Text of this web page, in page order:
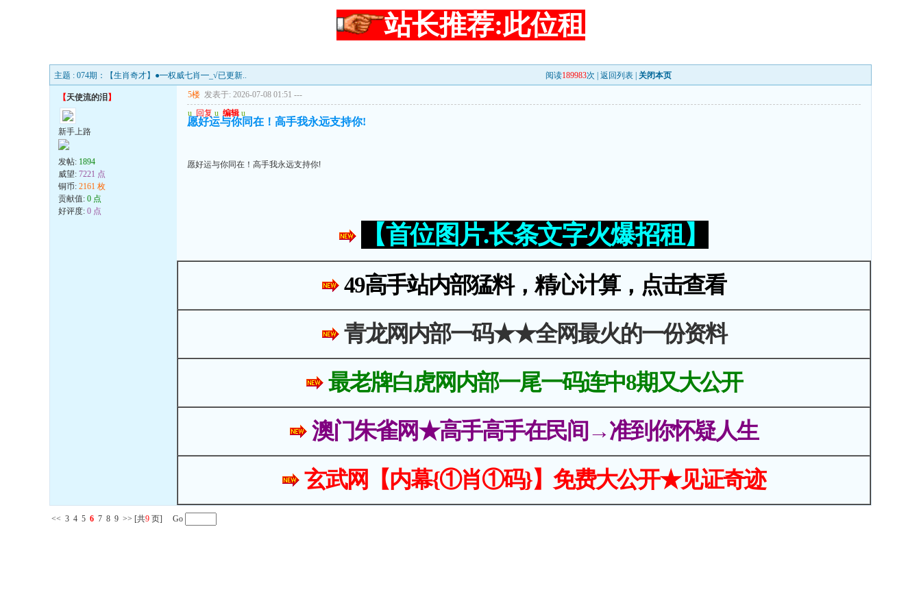
站长推荐:此位租
主题 : 074期：【生肖奇才】●━权威七肖━_√已更新.. 阅读189983次 | 返回列表 关闭本页
【天使流的泪 】
新手上路
发帖: 1894
威望: 7221 点
铜币: 2161 枚
贡献值: 0 点
好评度: 0 点
5楼 发表于: 2026-07-08 01:51 ---
u 回复 u 编辑 u
愿好运与你同在！高手我永远支持你!
愿好运与你同在！高手我永远支持你!
【首位图片.长条文字火爆招租】
49高手站内部猛料，精心计算，点击查看
青龙网内部一码★★全网最火的一份资料
最老牌白虎网内部一尾一码连中8期又大公开
澳门朱雀网★高手高手在民间→准到你怀疑人生
玄武网【内幕{①肖①码}】免费大公开★见证奇迹
<< 3 4 5 6 7 8 9 >> [共9 页] Go